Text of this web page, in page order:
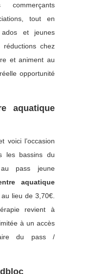
tout en
ados et jeunes
réductions chez
et animent au
opportunité
aquatique
voici l’occasion
les bassins du
pass jeune
aquatique
lieu de 3,70€.
revient à
à un accès
du pass /